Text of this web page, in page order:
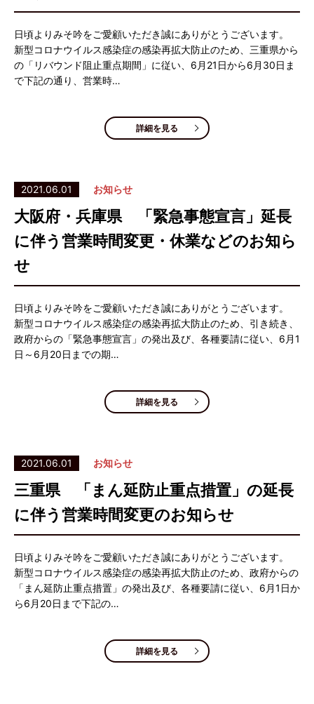
日頃よりみそ吟をご愛顧いただき誠にありがとうございます。
新型コロナウイルス感染症の感染再拡大防止のため、三重県から
の「リバウンド阻止重点期間」に従い、6月21日から6月30日ま
で下記の通り、営業時…
詳細を見る
2021.06.01 お知らせ
大阪府・兵庫県 「緊急事態宣言」延長
に伴う営業時間変更・休業などのお知ら
せ
日頃よりみそ吟をご愛顧いただき誠にありがとうございます。
新型コロナウイルス感染症の感染再拡大防止のため、引き続き、
政府からの「緊急事態宣言」の発出及び、各種要請に従い、6月1
日～6月20日までの期…
詳細を見る
2021.06.01 お知らせ
三重県 「まん延防止重点措置」の延長
に伴う営業時間変更のお知らせ
日頃よりみそ吟をご愛顧いただき誠にありがとうございます。
新型コロナウイルス感染症の感染再拡大防止のため、政府からの
「まん延防止重点措置」の発出及び、各種要請に従い、6月1日か
ら6月20日まで下記の…
詳細を見る